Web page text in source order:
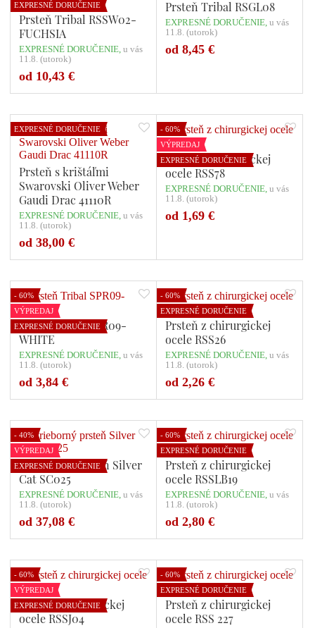
EXPRESNÉ DORUČENIE
Prsteň Tribal RSSW02-
FUCHSIA
EXPRESNÉ DORUČENIE, u vás
11.8. (utorok)
od 10,43 €Počet variant: 1
Prsteň Tribal RSGL08
EXPRESNÉ DORUČENIE, u vás
11.8. (utorok)
od 8,45 €
EXPRESNÉ DORUČENIE
Prsteň s krištáľmi
Swarovski Oliver Weber
Gaudi Drac 41110R
EXPRESNÉ DORUČENIE, u vás
11.8. (utorok)
od 38,00 €Počet variant: 1
- 60%
VÝPREDAJ
EXPRESNÉ DORUČENIE
Prsteň z chirurgickej
ocele RSS78
EXPRESNÉ DORUČENIE, u vás
11.8. (utorok)
od 1,69 €
- 60%
VÝPREDAJ
EXPRESNÉ DORUČENIE
Prsteň Tribal SPR09-
WHITE
EXPRESNÉ DORUČENIE, u vás
11.8. (utorok)
od 3,84 €Počet variant: 1
- 60%
EXPRESNÉ DORUČENIE
Prsteň z chirurgickej
ocele RSS26
EXPRESNÉ DORUČENIE, u vás
11.8. (utorok)
od 2,26 €Počet variant: 1
- 40%
VÝPREDAJ
EXPRESNÉ DORUČENIE
Strieborný prsteň Silver
Cat SC025
EXPRESNÉ DORUČENIE, u vás
11.8. (utorok)
od 37,08 €Počet variant: 1
- 60%
EXPRESNÉ DORUČENIE
Prsteň z chirurgickej
ocele RSSLB19
EXPRESNÉ DORUČENIE, u vás
11.8. (utorok)
od 2,80 €Počet variant: 4
- 60%
VÝPREDAJ
EXPRESNÉ DORUČENIE
Prsteň z chirurgickej
ocele RSSJ04
- 60%
EXPRESNÉ DORUČENIE
Prsteň z chirurgickej
ocele RSS 227